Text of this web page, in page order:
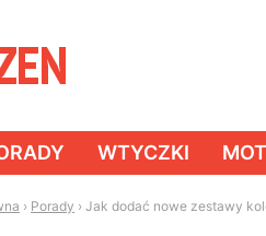
WTYCZKI
› Porady › Jak dodać nowe zestawy